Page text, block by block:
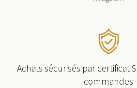
Achats sécurisés par certificat
commandes